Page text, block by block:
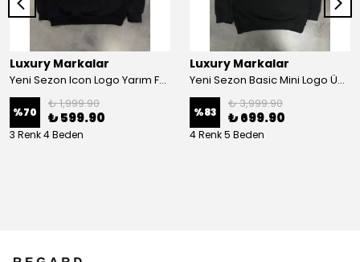
Luxury Markalar
Yeni Sezon Icon Logo Yarım Fermuarlı Sweatshirt
%70
₺ 1,999.90
₺ 599.90
3 Renk 4 Beden
Luxury Markalar
Yeni Sezon Basic Mini Logo Üç İplik Şardonsuz Sweatshirt
%83
₺ 3,999.90
₺ 699.90
4 Renk 5 Beden